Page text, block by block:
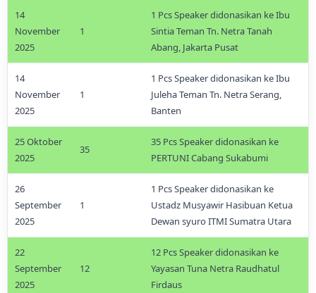
14
November
2025
1
1 Pcs Speaker didonasikan ke Ibu
Sintia Teman Tn. Netra Tanah
Abang, Jakarta Pusat
14
November
2025
1
1 Pcs Speaker didonasikan ke Ibu
Juleha Teman Tn. Netra Serang,
Banten
25 Oktober
2025
35
35 Pcs Speaker didonasikan ke
PERTUNI Cabang Sukabumi
26
September
2025
1
1 Pcs Speaker didonasikan ke
Ustadz Musyawir Hasibuan Ketua
Dewan syuro ITMI Sumatra Utara
22
September
2025
12
12 Pcs Speaker didonasikan ke
Yayasan Tuna Netra Raudhatul
Firdaus